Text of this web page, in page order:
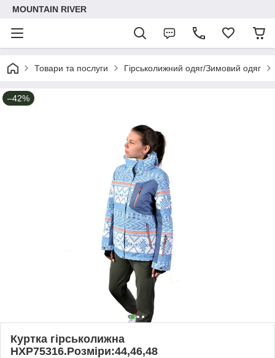
MOUNTAIN RIVER
Товари та послуги Гірськолижний одяг/Зимовий одяг
–42%
Куртка гірськолижна
HXP75316.Розміри:44,46,48